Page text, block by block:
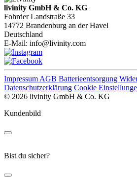
livinity GmbH & Co. KG
Fohrder Landstraße 33
14772 Brandenburg an der Havel
Deutschland
E-Mail: info@livinity.com
Impressum AGB Batterieentsorgung
Datenschutzerklärung Cookie
© 2026 livinity GmbH & Co. KG
Kundenbild
Bist du sicher?